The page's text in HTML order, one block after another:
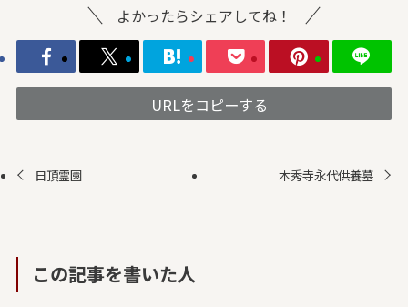
よかったらシェアしてね！
URLをコピーする
日頂霊園 本秀寺永代供養墓
この記事を書いた人